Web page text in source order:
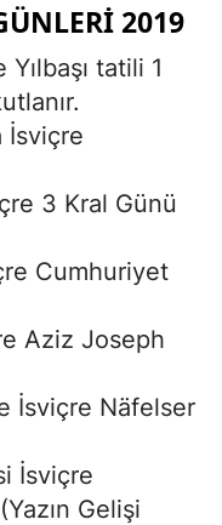
2019
tatili 1
İsviçre
3 Kral Günü
Cumhuriyet
Aziz Joseph
İsviçre Näfelser
İsviçre
Gelişi